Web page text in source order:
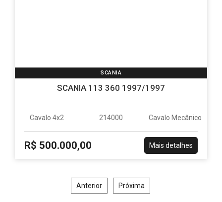
SCANIA
SCANIA 113 360 1997/1997
Cavalo 4x2 214000 Cavalo Mecânico
R$ 500.000,00 Mais detalhes
Anterior Próxima